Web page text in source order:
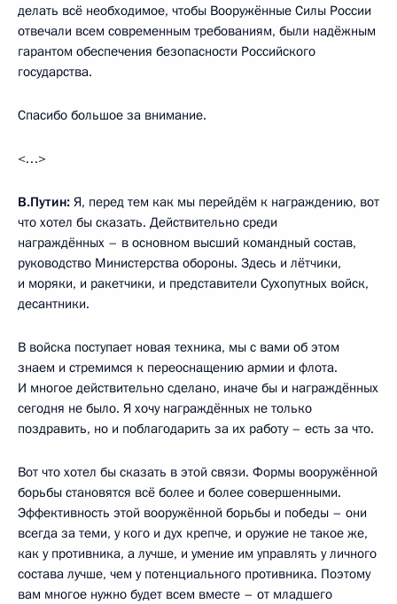
делать всё необходимое, чтобы Вооружённые Силы России
отвечали всем современным требованиям, были надёжным
гарантом обеспечения безопасности Российского
государства.
Спасибо большое за внимание.
<…>
В.Путин: Я, перед тем как мы перейдём к награждению, вот
что хотел бы сказать. Действительно среди
награждённых – в основном высший командный состав,
руководство Министерства обороны. Здесь и лётчики,
и моряки, и ракетчики, и представители Сухопутных войск,
десантники.
В войска поступает новая техника, мы с вами об этом
знаем и стремимся к переоснащению армии и флота.
И многое действительно сделано, иначе бы и награждённых
сегодня не было. Я хочу награждённых не только
поздравить, но и поблагодарить за их работу – есть за что.
Вот что хотел бы сказать в этой связи. Формы вооружённой
борьбы становятся всё более и более совершенными.
Эффективность этой вооружённой борьбы и победы – они
всегда за теми, у кого и дух крепче, и оружие не такое же,
как у противника, а лучше, и умение им управлять у личного
состава лучше, чем у потенциального противника. Поэтому
вам многое нужно будет всем вместе – от младшего